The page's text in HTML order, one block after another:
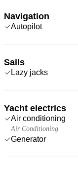
Navigation
Autopilot
Sails
Lazy jacks
Yacht electrics
Air conditioning
Air Conditioning
Generator